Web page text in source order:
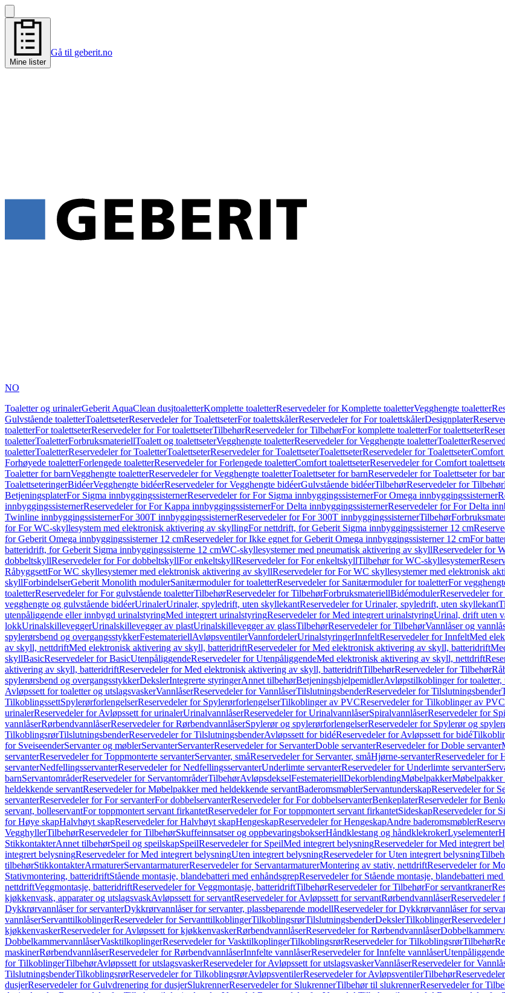
Mine lister
Gå til geberit.no
NO
Toaletter og urinalerGeberit AquaClean dusjtoaletterKomplette toaletterReservedeler for Komplette toaletterVegghengte toaletter
Gulvstående toaletterToalettseterReservedeler for ToalettseterFor toalettskålerReservedeler for For toalettskålerDesignplater
toaletterFor toalettseterReservedeler for For toalettseterTilbehørReservedeler for TilbehørFor komplette toaletterFor toalettseter
toaletterToaletterForbruksmateriellToalett og toalettseterVegghengte toaletterReservedeler for Vegghengte toaletterToaletter
toaletterToaletterReservedeler for ToaletterToalettseterReservedeler for ToalettseterToalettseterReservedeler for ToalettseterComfort
Forhøyede toaletterForlengede toaletterReservedeler for Forlengede toaletterComfort toalettseterReservedeler for Comfort
Toaletter for barnVegghengte toaletterReservedeler for Vegghengte toaletterToalettseter for barnReservedeler for Toalettseter for
ToalettseteringerBidéerVegghengte bidéerReservedeler for Vegghengte bidéerGulvstående bidéerTilbehørReservedeler for Tilbehør
BetjeningsplaterFor Sigma innbyggingssisternerReservedeler for For Sigma innbyggingssisternerFor Omega innbyggingssisterner
innbyggingssisternerReservedeler for For Kappa innbyggingssisternerFor Delta innbyggingssisternerReservedeler for For Delta
Twinline innbyggingssisternerFor 300T innbyggingssisternerReservedeler for For 300T innbyggingssisternerTilbehør
for For WC-skyllesystem med elektronisk aktivering av skyllingFor nettdrift, for Geberit Sigma innbyggingssisterner 12 cm
for Geberit Omega innbyggingssisterner 12 cmReservedeler for Ikke egnet for Geberit Omega innbyggingssisterner 12 cmFor
batteridrift, for Geberit Sigma innbyggingssisterne 12 cmWC-skyllesystemer med pneumatisk aktivering av skyllReservedeler for
dobbeltskyllReservedeler for For dobbeltskyllFor enkeltskyllReservedeler for For enkeltskyllTilbehør for WC-skyllesystemer
RåbyggsettFor WC skyllesystemer med elektronisk aktivering av skyllReservedeler for For WC skyllesystemer med elektronisk
skyllForbindelserGeberit Monolith modulerSanitærmoduler for toaletterReservedeler for Sanitærmoduler for toaletterFor
toaletterReservedeler for For gulvstående toaletterTilbehørReservedeler for TilbehørForbruksmateriellBidémodulerReservedeler
vegghengte og gulvstående bidéerUrinalerUrinaler, spyledrift, uten skyllekantReservedeler for Urinaler, spyledrift, uten skyllekant
utenpåliggende eller innbygd urinalstyringMed integrert urinalstyringReservedeler for Med integrert urinalstyringUrinal, drift uten
lokkUrinalskilleveggerUrinalskillevegger av plastUrinalskillevegger av glassTilbehørReservedeler for TilbehørVannlåser og
spylerørsbend og overgangsstykkerFestemateriellAvløpsventilerVannfordelerUrinalstyringerInnfeltReservedeler for InnfeltMed
av skyll, nettdriftMed elektronisk aktivering av skyll, batteridriftReservedeler for Med elektronisk aktivering av skyll, batteridrift
skyllBasicReservedeler for BasicUtenpåliggendeReservedeler for UtenpåliggendeMed elektronisk aktivering av skyll, nettdrift
aktivering av skyll, batteridriftReservedeler for Med elektronisk aktivering av skyll, batteridriftTilbehørReservedeler for Tilbehør
spylerørsbend og overgangsstykkerDekslerIntegrerte styringerAnnet tilbehørBetjeningshjelpemidlerAvløpstilkoblinger for toaletter,
Avløpssett for toaletter og utslagsvaskerVannlåserReservedeler for VannlåserTilslutningsbenderReservedeler for Tilslutningsbender
TilkoblingssettSpylerørforlengelserReservedeler for SpylerørforlengelserTilkoblinger av PVCReservedeler for Tilkoblinger av PVC
urinalerReservedeler for Avløpssett for urinalerUrinalvannlåserReservedeler for UrinalvannlåserSpiralvannlåserReservedeler for
vannlåserRørbendvannlåserReservedeler for RørbendvannlåserSpylerør og spylerørforlengelserReservedeler for Spylerør og
TilkoblingsrørTilslutningsbenderReservedeler for TilslutningsbenderAvløpssett for bidéReservedeler for Avløpssett for bidé
for SveiseenderServanter og møblerServanterServanterReservedeler for ServanterDoble servanterReservedeler for Doble servanter
servanterReservedeler for Toppmonterte servanterServanter, småReservedeler for Servanter, småHjørne-servanterReservedeler for
servanterNedfellingsservanterReservedeler for NedfellingsservanterUnderlimte servanterReservedeler for Underlimte servanter
barnServantområderReservedeler for ServantområderTilbehørAvløpsdekselFestemateriellDekorblendingMøbelpakkerMøbelpakker
heldekkende servantReservedeler for Møbelpakker med heldekkende servantBaderomsmøblerServantunderskapReservedeler for
servanterReservedeler for For servanterFor dobbelservanterReservedeler for For dobbelservanterBenkeplaterReservedeler for
servant, bolleservantFor toppmontert servant firkantetReservedeler for For toppmontert servant firkantetSideskapReservedeler for
for Høye skapHalvhøyt skapReservedeler for Halvhøyt skapHengeskapReservedeler for HengeskapAndre baderomsmøbler
VegghyllerTilbehørReservedeler for TilbehørSkuffeinnsatser og oppbevaringsbokserHåndklestang og håndklekrokerLyselementer
StikkontakterAnnet tilbehørSpeil og speilskapSpeilReservedeler for SpeilMed integrert belysningReservedeler for Med integrert
integrert belysningReservedeler for Med integrert belysningUten integrert belysningReservedeler for Uten integrert belysning
tilbehørStikkontakterArmaturerServantarmaturerReservedeler for ServantarmaturerMontering av stativ, nettdriftReservedeler for
Stativmontering, batteridriftStående montasje, blandebatteri med enhåndsgrepReservedeler for Stående montasje, blandebatteri
nettdriftVeggmontasje, batteridriftReservedeler for Veggmontasje, batteridriftTilbehørReservedeler for TilbehørFor servantkraner
kjøkkenvask, apparater og utslagsvaskAvløpssett for servantReservedeler for Avløpssett for servantRørbendvannlåserReservedeler
Dykkrørvannlåser for servanterDykkrørvannlåser for servanter, plassbeparende modellReservedeler for Dykkrørvannlåser for
vannlåserServanttilkoblingerReservedeler for ServanttilkoblingerTilkoblingsrørTilslutningsbenderDekslerTilkoblinger
kjøkkenvaskerReservedeler for Avløpssett for kjøkkenvaskerRørbendvannlåserReservedeler for Rørbendvannlåser
DobbelkammervannlåserVasktilkoplingerReservedeler for VasktilkoplingerTilkoblingsrørReservedeler for TilkoblingsrørTilbehør
maskinerRørbendvannlåserReservedeler for RørbendvannlåserInnfelte vannlåserReservedeler for Innfelte vannlåser
for TilkoblingerTilbehørAvløpssett for utslagsvaskerReservedeler for Avløpssett for utslagsvaskerVannlåserReservedeler for
TilslutningsbenderTilkoblingsrørReservedeler for TilkoblingsrørAvløpsventilerReservedeler for AvløpsventilerTilbehør
dusjerReservedeler for Gulvdrenering for dusjerSlukrennerReservedeler for SlukrennerTilbehør til slukrennerReservedeler for